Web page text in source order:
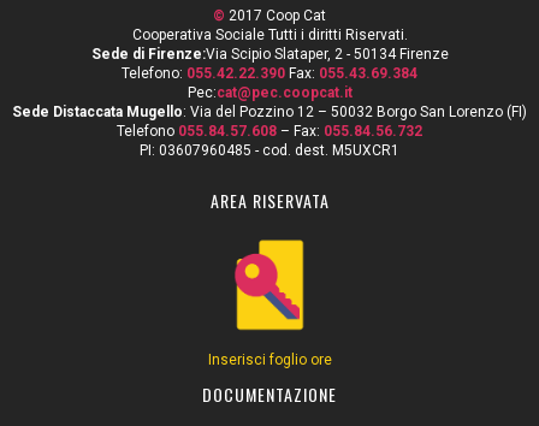
© 2017 Coop Cat
Cooperativa Sociale Tutti i diritti Riservati.
Sede di Firenze:Via Scipio Slataper, 2 - 50134 Firenze
Telefono: 055.42.22.390 Fax: 055.43.69.384
Pec:cat@pec.coopcat.it
Sede Distaccata Mugello: Via del Pozzino 12 – 50032 Borgo San Lorenzo (FI)
Telefono 055.84.57.608 – Fax: 055.84.56.732
PI: 03607960485 - cod. dest. M5UXCR1
AREA RISERVATA
Inserisci foglio ore
DOCUMENTAZIONE